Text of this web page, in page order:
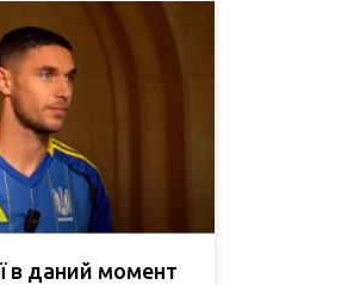
в даний момент